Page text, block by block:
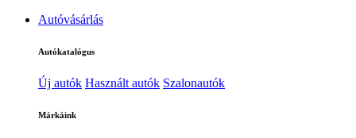
Autóvásárlás
Autókatalógus
Új autók Használt autók Szalonautók
Márkáink